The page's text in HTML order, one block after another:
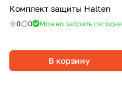
Комплект защиты Halten
0 0 Можно забрать сегодня
В корзину